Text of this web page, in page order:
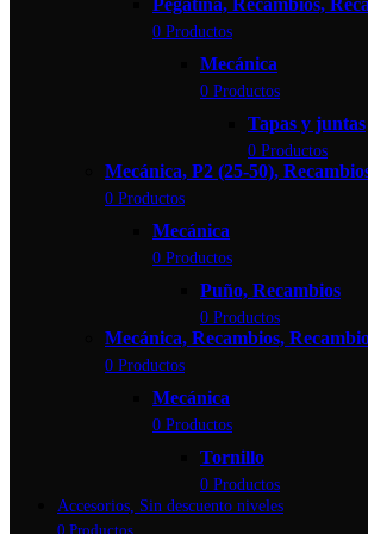
0 Productos
Mecánica
0 Productos
Tapas y juntas
0 Productos
Mecánica, P2 (25-50),
0 Productos
Mecánica
0 Productos
Puño, Recambios
0 Productos
Mecánica, Recambios,
0 Productos
Mecánica
0 Productos
Tornillo
0 Productos
Accesorios, Sin descuento niveles
0 Productos